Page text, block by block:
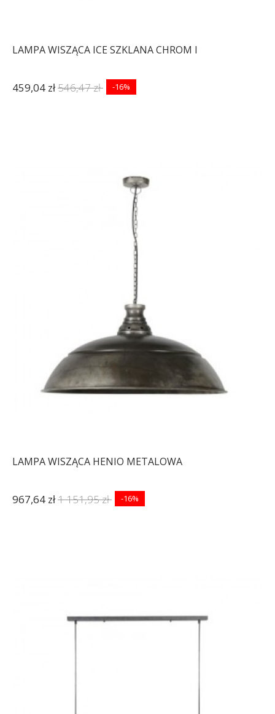
LAMPA WISZĄCA ICE SZKLANA CHROM I
459,04 zł546,47 zł -16%
LAMPA WISZĄCA HENIO METALOWA
967,64 zł1 151,95 zł -16%